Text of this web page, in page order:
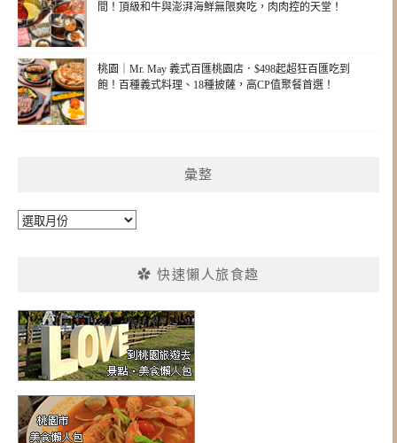
間！頂級和牛與澎湃海鮮無限爽吃，肉肉控的天堂！
桃園｜Mr. May 義式百匯桃園店．$498起超狂百匯吃到
飽！百種義式料理、18種披薩，高CP值聚餐首選！
彙整
彙
✿ 快速懶人旅食趣